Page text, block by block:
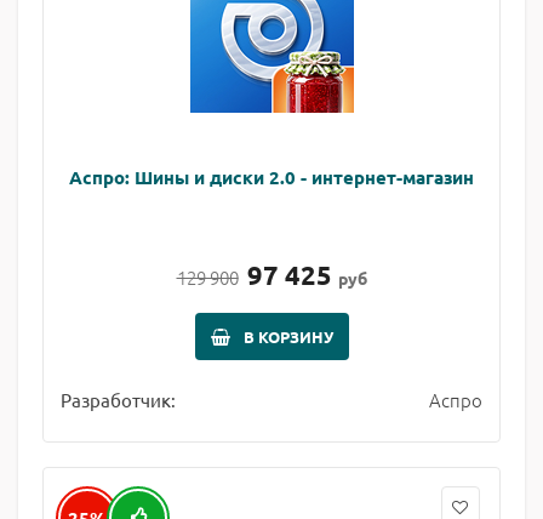
Аспро: Шины и диски 2.0 - интернет-магазин
129 900 97 425 руб
В КОРЗИНУ
Разработчик: Аспро